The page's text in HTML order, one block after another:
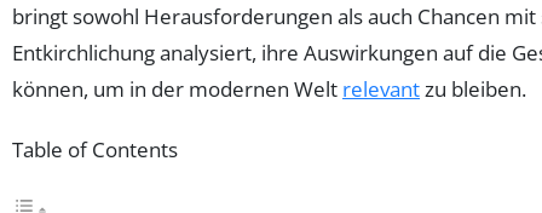
bringt sowohl Herausforderungen als auch Chancen
Entkirchlichung analysiert, ihre Auswirkungen auf die
können, um in der modernen Welt relevantzu bleiben.
Table of Contents